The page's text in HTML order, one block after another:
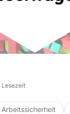
Lesezeit
Arbeitssicherheit